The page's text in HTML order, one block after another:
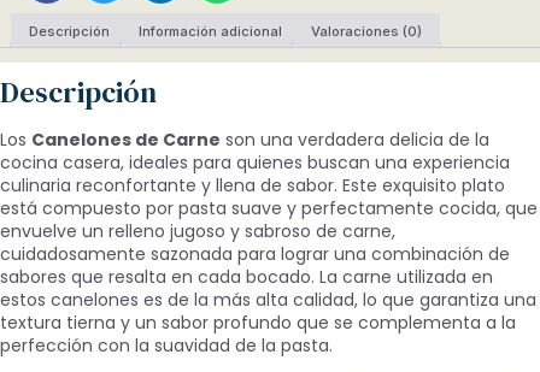
Descripción Información adicional Valoraciones (0)
Descripción
Los Canelones de Carne son una verdadera delicia de la
cocina casera, ideales para quienes buscan una experiencia
culinaria reconfortante y llena de sabor. Este exquisito plato
está compuesto por pasta suave y perfectamente cocida, que
envuelve un relleno jugoso y sabroso de carne,
cuidadosamente sazonada para lograr una combinación de
sabores que resalta en cada bocado. La carne utilizada en
estos canelones es de la más alta calidad, lo que garantiza una
textura tierna y un sabor profundo que se complementa a la
perfección con la suavidad de la pasta.